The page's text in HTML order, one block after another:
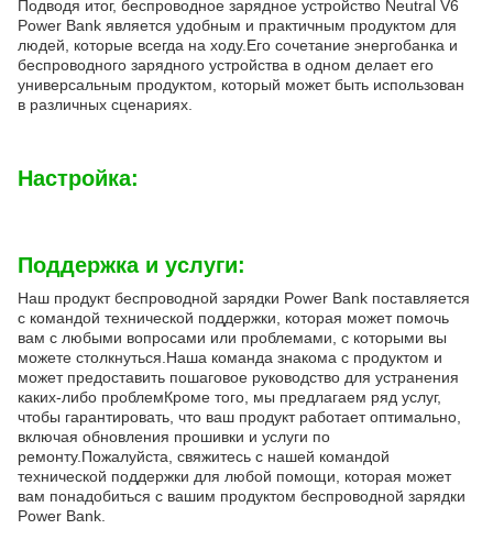
Подводя итог, беспроводное зарядное устройство Neutral V6
Power Bank является удобным и практичным продуктом для
людей, которые всегда на ходу.Его сочетание энергобанка и
беспроводного зарядного устройства в одном делает его
универсальным продуктом, который может быть использован
в различных сценариях.
Настройка:
Поддержка и услуги:
Наш продукт беспроводной зарядки Power Bank поставляется
с командой технической поддержки, которая может помочь
вам с любыми вопросами или проблемами, с которыми вы
можете столкнуться.Наша команда знакома с продуктом и
может предоставить пошаговое руководство для устранения
каких-либо проблемКроме того, мы предлагаем ряд услуг,
чтобы гарантировать, что ваш продукт работает оптимально,
включая обновления прошивки и услуги по
ремонту.Пожалуйста, свяжитесь с нашей командой
технической поддержки для любой помощи, которая может
вам понадобиться с вашим продуктом беспроводной зарядки
Power Bank.